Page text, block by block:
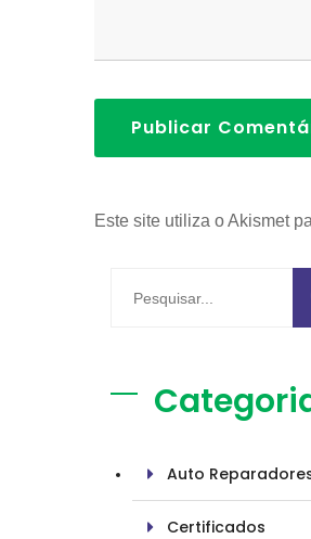
Publicar
Este site utiliza o Akismet
Auto
Certificados